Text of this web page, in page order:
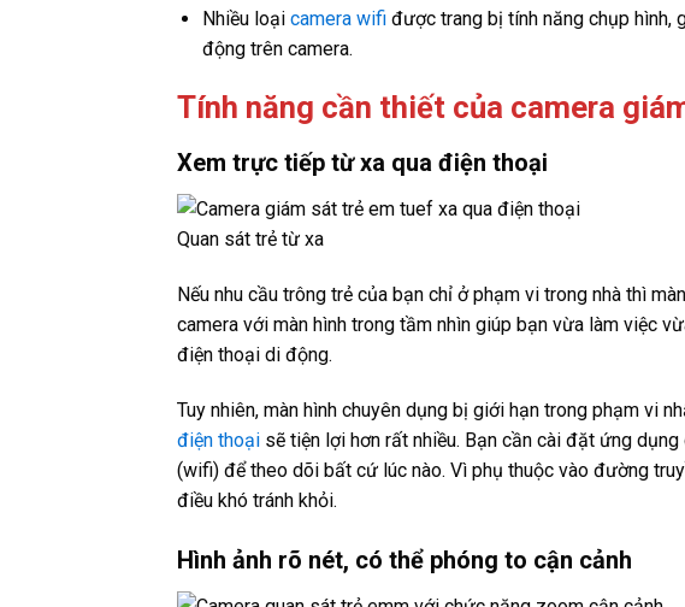
Nhiều loại camera wifiđược trang bị tính năng chụp hình,
động trên camera.
Tính năng cần thiết của camera
Xem trực tiếp từ xa qua điện thoại
Quan sát trẻ từ xa
Nếu nhu cầu trông trẻ của bạn chỉ ở phạm vi trong nhà thì
camera với màn hình trong tầm nhìn giúp bạn vừa làm việc
điện thoại di động.
Tuy nhiên, màn hình chuyên dụng bị giới hạn trong phạm vi
điện thoại sẽ tiện lợi hơn rất nhiều. Bạn cần cài đặt ứng
(wifi) để theo dõi bất cứ lúc nào. Vì phụ thuộc vào đường
điều khó tránh khỏi.
Hình ảnh rõ nét, có thể phóng to cận cảnh